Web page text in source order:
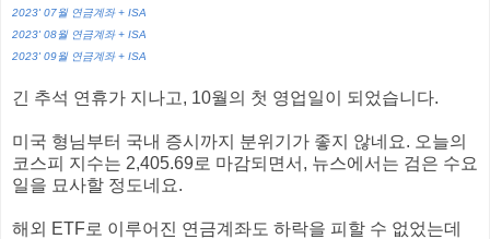
2023' 07월 연금계좌 + ISA
2023' 08월 연금계좌 + ISA
2023' 09월 연금계좌 + ISA
긴 추석 연휴가 지나고, 10월의 첫 영업일이 되었습니다.
미국 형님부터 국내 증시까지 분위기가 좋지 않네요. 오늘의
코스피 지수는 2,405.69로 마감되면서, 뉴스에서는 검은 수요
일을 묘사할 정도네요.
해외 ETF로 이루어진 연금계좌도 하락을 피할 수 없었는데